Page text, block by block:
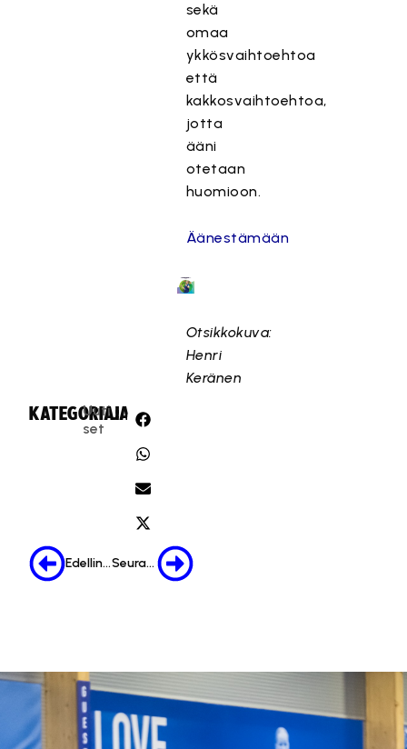
sekä
omaa
ykkösvaihtoehtoa
että
kakkosvaihtoehtoa,
jotta
ääni
otetaan
huomioon.
Äänestämään
Otsikkokuva:
Henri
Keränen
KATEGORIA:
Uuti
set
JAA:
Edellinen Seuraava